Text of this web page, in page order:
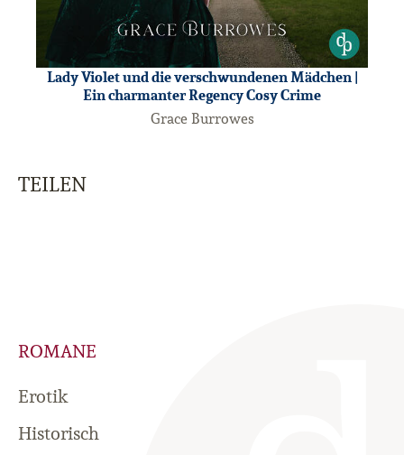
Lady Violet und die verschwundenen Mädchen |
Ein charmanter Regency Cosy Crime
Grace Burrowes
TEILEN
ROMANE
Erotik
Historisch